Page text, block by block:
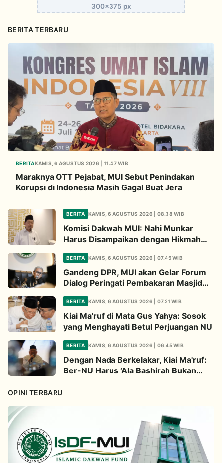
300x375 px
BERITA TERBARU
BERITAKAMIS, 6 AGUSTUS 2026 | 11.47 WIB
Maraknya OTT Pejabat, MUI Sebut Penindakan
Korupsi di Indonesia Masih Gagal Buat Jera
BERITA KAMIS, 6 AGUSTUS 2026 | 08.38 WIB
Komisi Dakwah MUI: Nahi Munkar
Harus Disampaikan dengan Hikmah
dan Solusi
BERITA KAMIS, 6 AGUSTUS 2026 | 07.45 WIB
Gandeng DPR, MUI akan Gelar Forum
Dialog Peringati Pembakaran Masjid
Al-Aqsa
BERITA KAMIS, 6 AGUSTUS 2026 | 07.21 WIB
Kiai Ma'ruf di Mata Gus Yahya: Sosok
yang Menghayati Betul Perjuangan NU
BERITA KAMIS, 6 AGUSTUS 2026 | 06.45 WIB
Dengan Nada Berkelakar, Kiai Ma'ruf:
Ber-NU Harus ‘Ala Bashirah Bukan
OPINI TERBARU